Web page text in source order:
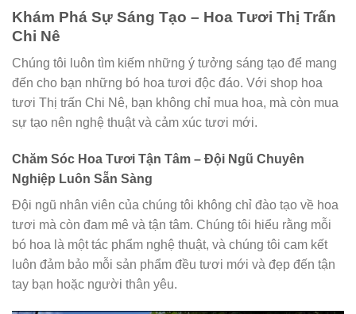
Khám Phá Sự Sáng Tạo – Hoa Tươi Thị Trấn
Chi Nê
Chúng tôi luôn tìm kiếm những ý tưởng sáng tạo để mang
đến cho bạn những bó hoa tươi độc đáo. Với shop hoa
tươi Thị trấn Chi Nê, bạn không chỉ mua hoa, mà còn mua
sự tạo nên nghệ thuật và cảm xúc tươi mới.
Chăm Sóc Hoa Tươi Tận Tâm – Đội Ngũ Chuyên
Nghiệp Luôn Sẵn Sàng
Đội ngũ nhân viên của chúng tôi không chỉ đào tạo về hoa
tươi mà còn đam mê và tận tâm. Chúng tôi hiểu rằng mỗi
bó hoa là một tác phẩm nghệ thuật, và chúng tôi cam kết
luôn đảm bảo mỗi sản phẩm đều tươi mới và đẹp đến tận
tay bạn hoặc người thân yêu.